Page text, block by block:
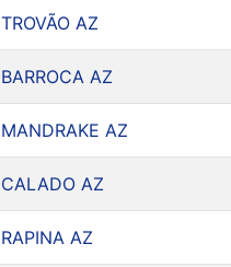
TROVÃO AZ
BARROCA AZ
MANDRAKE AZ
CALADO AZ
RAPINA AZ